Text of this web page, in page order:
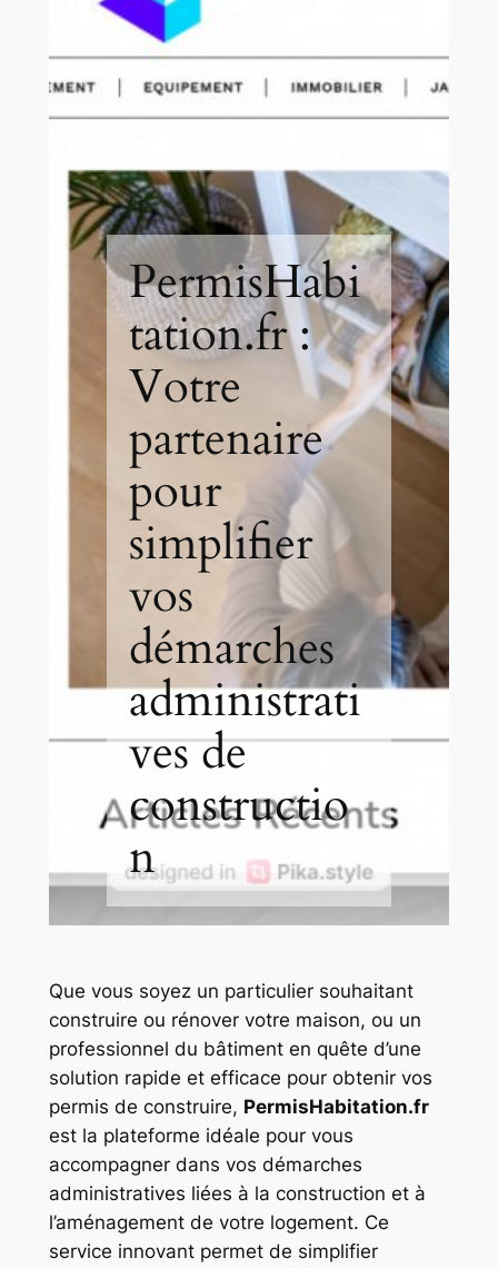
PermisHabi
tation.fr :
Votre
partenaire
pour
simplifier
vos
démarches
administrati
ves de
constructio
n
Que vous soyez un particulier souhaitant
construire ou rénover votre maison, ou un
professionnel du bâtiment en quête d’une
solution rapide et efficace pour obtenir vos
permis de construire, PermisHabitation.fr
est la plateforme idéale pour vous
accompagner dans vos démarches
administratives liées à la construction et à
l’aménagement de votre logement. Ce
service innovant permet de simplifier